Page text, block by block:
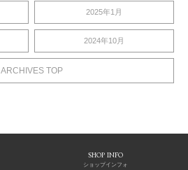
2025年1月
2024年10月
ARCHIVES TOP
SHOP INFO
ショップインフォ